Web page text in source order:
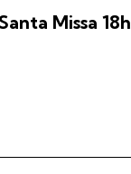
Missa 18h